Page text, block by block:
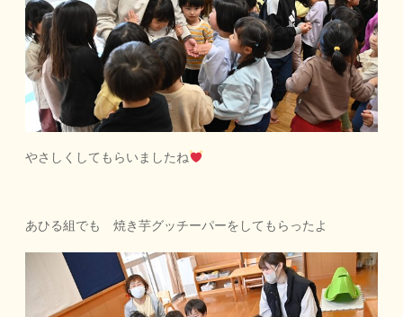
やさしくしてもらいましたね
あひる組でも 焼き芋グッチーパーをしてもらったよ